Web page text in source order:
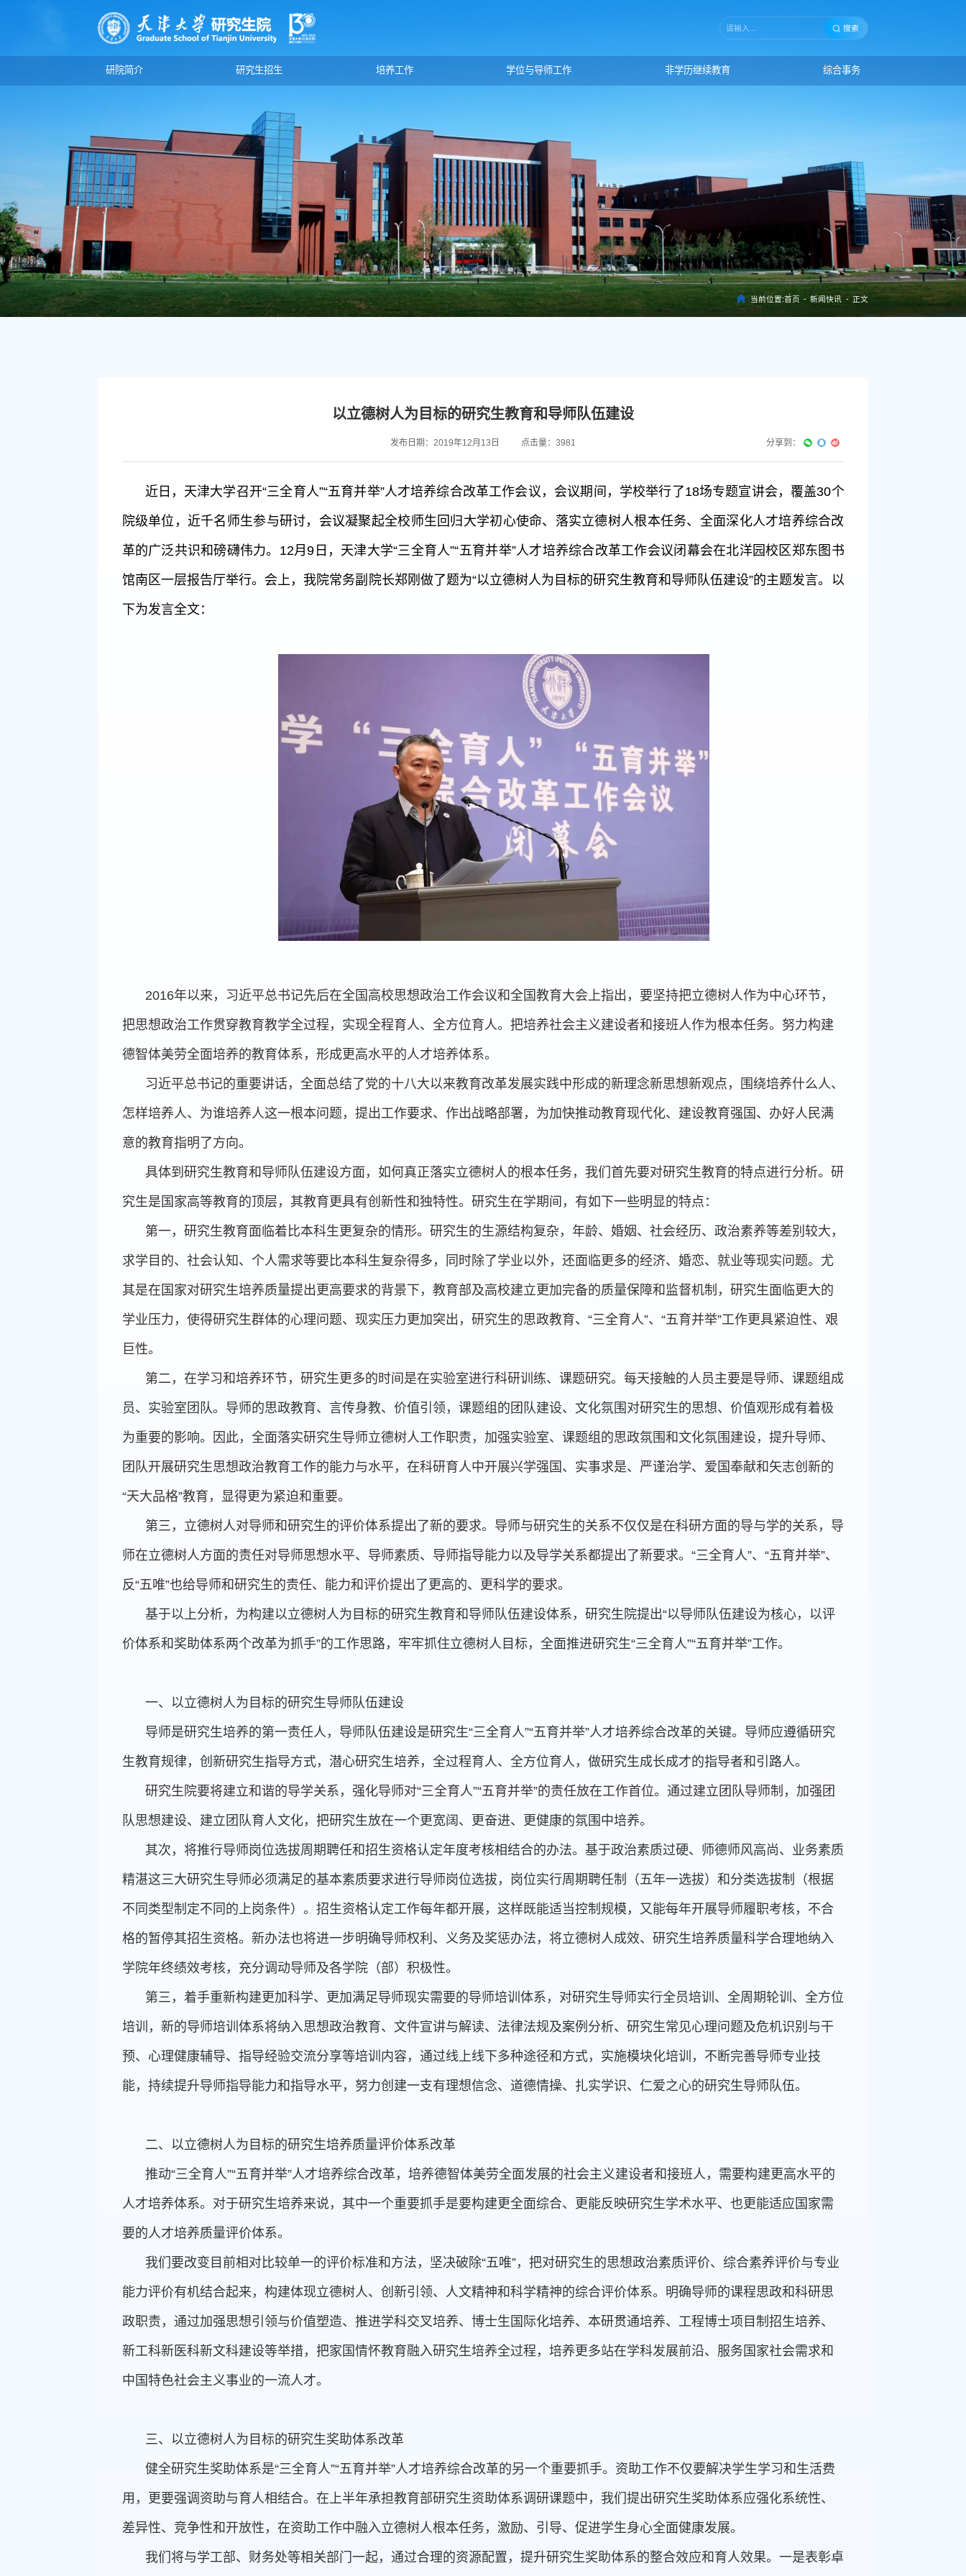
搜索
研院简介 研究生招生 培养工作 学位与导师工作 非学历继续教育 综合事务
当前位置:首页 - 新闻快讯 - 正文
以立德树人为目标的研究生教育和导师队伍建设
发布日期：2019年12月13日 点击量： 3981 分享到：
近日，天津大学召开“三全育人”“五育并举”人才培养综合改革工作会议，会议期间，学校举行了18场专题宣讲会，覆盖30个
院级单位，近千名师生参与研讨，会议凝聚起全校师生回归大学初心使命、落实立德树人根本任务、全面深化人才培养综合改
革的广泛共识和磅礴伟力。12月9日，天津大学“三全育人”“五育并举”人才培养综合改革工作会议闭幕会在北洋园校区郑东图书
馆南区一层报告厅举行。会上，我院常务副院长郑刚做了题为“以立德树人为目标的研究生教育和导师队伍建设”的主题发言。以
下为发言全文：
2016年以来，习近平总书记先后在全国高校思想政治工作会议和全国教育大会上指出，要坚持把立德树人作为中心环节，
把思想政治工作贯穿教育教学全过程，实现全程育人、全方位育人。把培养社会主义建设者和接班人作为根本任务。努力构建
德智体美劳全面培养的教育体系，形成更高水平的人才培养体系。
习近平总书记的重要讲话，全面总结了党的十八大以来教育改革发展实践中形成的新理念新思想新观点，围绕培养什么人、
怎样培养人、为谁培养人这一根本问题，提出工作要求、作出战略部署，为加快推动教育现代化、建设教育强国、办好人民满
意的教育指明了方向。
具体到研究生教育和导师队伍建设方面，如何真正落实立德树人的根本任务，我们首先要对研究生教育的特点进行分析。研
究生是国家高等教育的顶层，其教育更具有创新性和独特性。研究生在学期间，有如下一些明显的特点：
第一，研究生教育面临着比本科生更复杂的情形。研究生的生源结构复杂，年龄、婚姻、社会经历、政治素养等差别较大，
求学目的、社会认知、个人需求等要比本科生复杂得多，同时除了学业以外，还面临更多的经济、婚恋、就业等现实问题。尤
其是在国家对研究生培养质量提出更高要求的背景下，教育部及高校建立更加完备的质量保障和监督机制，研究生面临更大的
学业压力，使得研究生群体的心理问题、现实压力更加突出，研究生的思政教育、“三全育人”、“五育并举”工作更具紧迫性、艰
巨性。
第二，在学习和培养环节，研究生更多的时间是在实验室进行科研训练、课题研究。每天接触的人员主要是导师、课题组成
员、实验室团队。导师的思政教育、言传身教、价值引领，课题组的团队建设、文化氛围对研究生的思想、价值观形成有着极
为重要的影响。因此，全面落实研究生导师立德树人工作职责，加强实验室、课题组的思政氛围和文化氛围建设，提升导师、
团队开展研究生思想政治教育工作的能力与水平，在科研育人中开展兴学强国、实事求是、严谨治学、爱国奉献和矢志创新的
“天大品格”教育，显得更为紧迫和重要。
第三，立德树人对导师和研究生的评价体系提出了新的要求。导师与研究生的关系不仅仅是在科研方面的导与学的关系，导
师在立德树人方面的责任对导师思想水平、导师素质、导师指导能力以及导学关系都提出了新要求。“三全育人”、“五育并举”、
反“五唯”也给导师和研究生的责任、能力和评价提出了更高的、更科学的要求。
基于以上分析，为构建以立德树人为目标的研究生教育和导师队伍建设体系，研究生院提出“以导师队伍建设为核心，以评
价体系和奖助体系两个改革为抓手”的工作思路，牢牢抓住立德树人目标，全面推进研究生“三全育人”“五育并举”工作。
一、以立德树人为目标的研究生导师队伍建设
导师是研究生培养的第一责任人，导师队伍建设是研究生“三全育人”“五育并举”人才培养综合改革的关键。导师应遵循研究
生教育规律，创新研究生指导方式，潜心研究生培养，全过程育人、全方位育人，做研究生成长成才的指导者和引路人。
研究生院要将建立和谐的导学关系，强化导师对“三全育人”“五育并举”的责任放在工作首位。通过建立团队导师制，加强团
队思想建设、建立团队育人文化，把研究生放在一个更宽阔、更奋进、更健康的氛围中培养。
其次，将推行导师岗位选拔周期聘任和招生资格认定年度考核相结合的办法。基于政治素质过硬、师德师风高尚、业务素质
精湛这三大研究生导师必须满足的基本素质要求进行导师岗位选拔，岗位实行周期聘任制（五年一选拔）和分类选拔制（根据
不同类型制定不同的上岗条件）。招生资格认定工作每年都开展，这样既能适当控制规模，又能每年开展导师履职考核，不合
格的暂停其招生资格。新办法也将进一步明确导师权利、义务及奖惩办法，将立德树人成效、研究生培养质量科学合理地纳入
学院年终绩效考核，充分调动导师及各学院（部）积极性。
第三，着手重新构建更加科学、更加满足导师现实需要的导师培训体系，对研究生导师实行全员培训、全周期轮训、全方位
培训，新的导师培训体系将纳入思想政治教育、文件宣讲与解读、法律法规及案例分析、研究生常见心理问题及危机识别与干
预、心理健康辅导、指导经验交流分享等培训内容，通过线上线下多种途径和方式，实施模块化培训，不断完善导师专业技
能，持续提升导师指导能力和指导水平，努力创建一支有理想信念、道德情操、扎实学识、仁爱之心的研究生导师队伍。
二、以立德树人为目标的研究生培养质量评价体系改革
推动“三全育人”“五育并举”人才培养综合改革，培养德智体美劳全面发展的社会主义建设者和接班人，需要构建更高水平的
人才培养体系。对于研究生培养来说，其中一个重要抓手是要构建更全面综合、更能反映研究生学术水平、也更能适应国家需
要的人才培养质量评价体系。
我们要改变目前相对比较单一的评价标准和方法，坚决破除“五唯”，把对研究生的思想政治素质评价、综合素养评价与专业
能力评价有机结合起来，构建体现立德树人、创新引领、人文精神和科学精神的综合评价体系。明确导师的课程思政和科研思
政职责，通过加强思想引领与价值塑造、推进学科交叉培养、博士生国际化培养、本研贯通培养、工程博士项目制招生培养、
新工科新医科新文科建设等举措，把家国情怀教育融入研究生培养全过程，培养更多站在学科发展前沿、服务国家社会需求和
中国特色社会主义事业的一流人才。
三、以立德树人为目标的研究生奖助体系改革
健全研究生奖助体系是“三全育人”“五育并举”人才培养综合改革的另一个重要抓手。资助工作不仅要解决学生学习和生活费
用，更要强调资助与育人相结合。在上半年承担教育部研究生资助体系调研课题中，我们提出研究生奖助体系应强化系统性、
差异性、竞争性和开放性，在资助工作中融入立德树人根本任务，激励、引导、促进学生身心全面健康发展。
我们将与学工部、财务处等相关部门一起，通过合理的资源配置，提升研究生奖助体系的整合效应和育人效果。一是表彰卓